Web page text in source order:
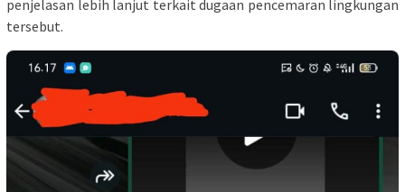
penjelasan lebih lanjut terkait dugaan pencemaran lingkungan
tersebut.